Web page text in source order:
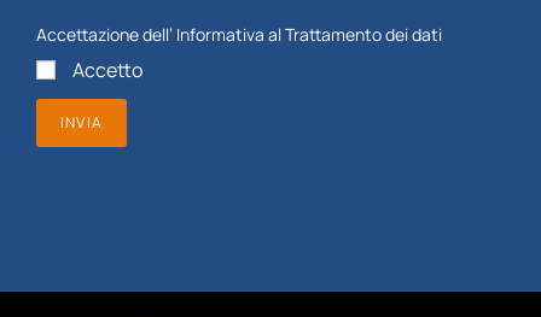
Accettazione dell’ Informativa al Trattamento dei dati
Accetto
INVIA